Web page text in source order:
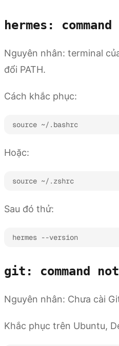
hermes:
Nguyên nhân: terminal
đổi PATH.
Cách khắc phục:
source ~/.bashrc
Hoặc:
source ~/.zshrc
Sau đó thử:
hermes --version
git: command
Nguyên nhân: Chưa cài
Khắc phục trên Ubuntu,